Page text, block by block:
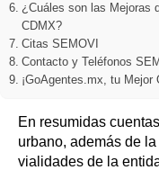
¿Cuáles son las Mejoras
CDMX?
Citas SEMOVI
Contacto y Teléfonos
¡GoAgentes.mx, tu Mejor
En resumidas
urbano, además de
vialidades de la